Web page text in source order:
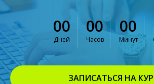
00
Дней
00
Часов
00
Минут
ЗАПИСАТЬСЯ НА